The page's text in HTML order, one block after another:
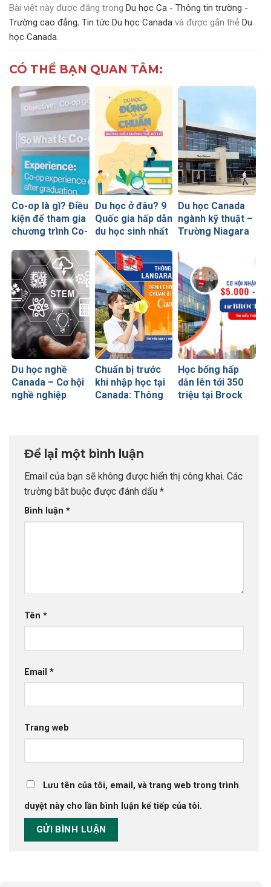
Bài viết này được đăng trong Du học Ca - Thông tin trường -
Trường cao đẳng, Tin tức Du học Canada và được gắn thẻ Du
học Canada.
CÓ THỂ BẠN QUAN TÂM:
Co-op là gì? Điều
kiện để tham gia
chương trình Co-
Du học ở đâu? 9
Quốc gia hấp dẫn
du học sinh nhất
Du học Canada
ngành kỹ thuật –
Trường Niagara
Du học nghề
Canada – Cơ hội
nghề nghiệp
(STEM)
Chuẩn bị trước
khi nhập học tại
Canada: Thông
Học bổng hấp
dẫn lên tới 350
triệu tại Brock
Để lại một bình luận
Email của bạn sẽ không được hiển thị công khai. Các
trường bắt buộc được đánh dấu *
Bình luận *
Tên *
Email *
Trang web
Lưu tên của tôi, email, và trang web trong trình
duyệt này cho lần bình luận kế tiếp của tôi.